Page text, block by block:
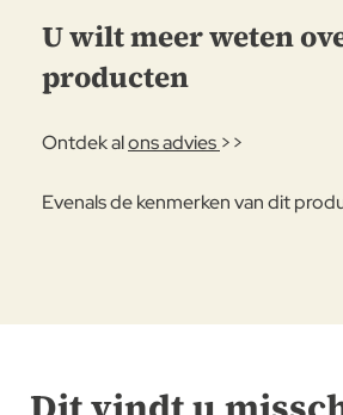
U wilt meer weten
producten
Ontdek alons advies >>
Evenals de kenmerken van dit